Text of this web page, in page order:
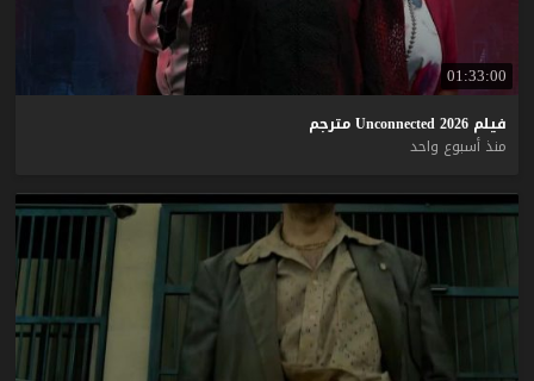
01:33:00
فيلم Unconnected 2026
مترجم
منذ أسبوع واحد